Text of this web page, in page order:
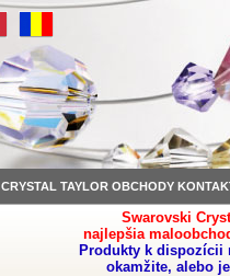
CRYSTAL TAYLOR OBCHODY
Swarovski
najlepšia
Produkty k dispozícii
okamžite, alebo